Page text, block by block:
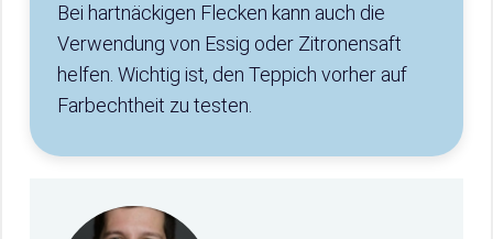
Bei hartnäckigen Flecken kann auch die
Verwendung von Essig oder Zitronensaft
helfen. Wichtig ist, den Teppich vorher auf
Farbechtheit zu testen.